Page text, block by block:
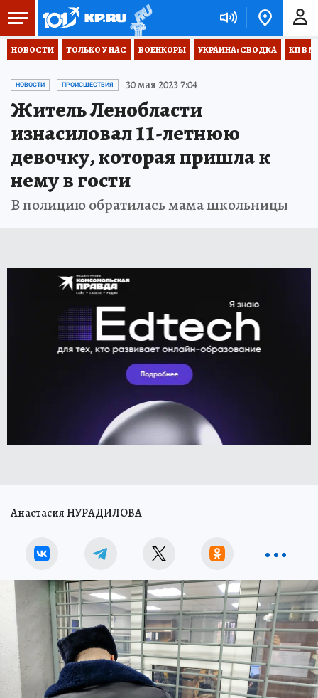
НОВОСТИ ТОЛЬКО У НАС ВОЕНКОРЫ УКРАИНА: СВОДКА КП В
НОВОСТИ ПРОИСШЕСТВИЯ 30 мая 2023 7:04
Житель Ленобласти
изнасиловал 11-летнюю
девочку, которая пришла к
нему в гости
В полицию обратилась мама школьницы
Анастасия НУРАДИЛОВА